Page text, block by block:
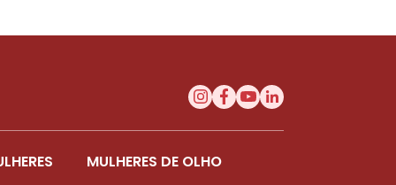
MULHERES DE OLHO